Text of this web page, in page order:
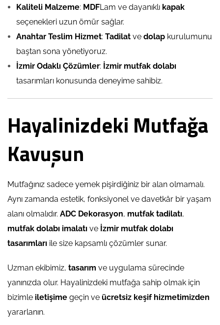
Kaliteli Malzeme: MDFLam ve dayanıklı kapak
seçenekleri uzun ömür sağlar.
Anahtar Teslim Hizmet: Tadilat ve dolap kurulumunu
baştan sona yönetiyoruz.
İzmir Odaklı Çözümler: İzmir mutfak dolabı
tasarımları konusunda deneyime sahibiz.
Hayalinizdeki Mutfağa
Kavuşun
Mutfağınız sadece yemek pişirdiğiniz bir alan olmamalı.
Aynı zamanda estetik, fonksiyonel ve davetkâr bir yaşam
alanı olmalıdır. ADC Dekorasyon, mutfak tadilatı,
mutfak dolabı imalatı ve İzmir mutfak dolabı
tasarımları ile size kapsamlı çözümler sunar.
Uzman ekibimiz, tasarım ve uygulama sürecinde
yanınızda olur. Hayalinizdeki mutfağa sahip olmak için
bizimle iletişime geçin ve ücretsiz keşif hizmetimizden
yararlanın.